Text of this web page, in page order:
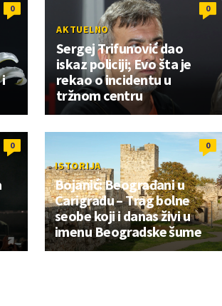
0
i
0
AKTUELNO
Sergej Trifunović dao
iskaz policiji; Evo šta je
rekao o incidentu u
tržnom centru
0 0
ISTORIJA
Bojanić: Beograđani u
Carigradu – Тrag bolne
seobe koji i danas živi u
imenu Beogradske šume